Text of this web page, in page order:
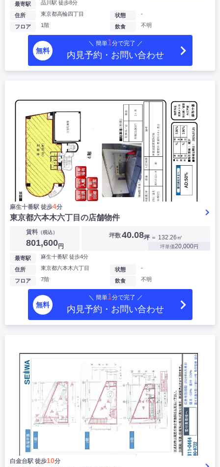
最寄駅 品川駅 徒歩8分
住所 東京都高輪四丁目
フロア 1階
状態 -
飲食 不明
無料
＼ 簡単1分で完了 ／
内見予約・お問い合わせ
麻生十番駅 徒歩4分
東京都六本木六丁目の店舗物件
賃料（税込）
801,600円
坪数40.08坪 ＝ 132.26㎡
坪単価20,000円
最寄駅 麻生十番駅 徒歩4分
住所 東京都六本木六丁目
フロア 7階
状態 -
飲食 不明
無料
＼ 簡単1分で完了 ／
内見予約・お問い合わせ
白金台駅 徒歩10分